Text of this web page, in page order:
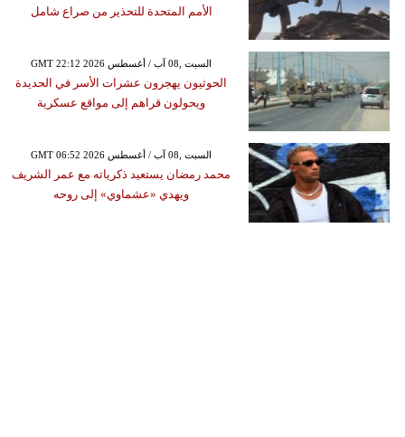
الأمم المتحدة للتحذير من صراع شامل
GMT 22:12 2026 السبت ,08 آب / أغسطس
الحوثيون يهجرون عشرات الأسر في الحديدة
ويحولون قراهم إلى مواقع عسكرية
GMT 06:52 2026 السبت ,08 آب / أغسطس
محمد رمضان يستعيد ذكرياته مع عمر الشريف
ويهدي «عشماوي» إلى روحه